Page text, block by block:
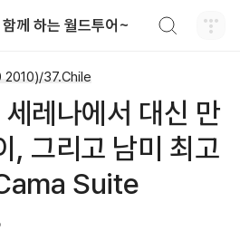
께 하는 월드투어~
37.Chile
레나에서 대신 만
, 그리고 남미 최고
Suite